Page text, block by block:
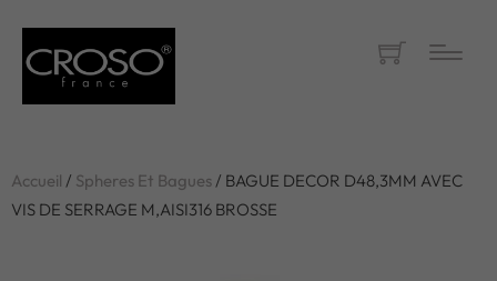
Accueil / Spheres Et Bagues/ BAGUE DECOR D48,3MM AVEC
VIS DE SERRAGE M,AISI316 BROSSE